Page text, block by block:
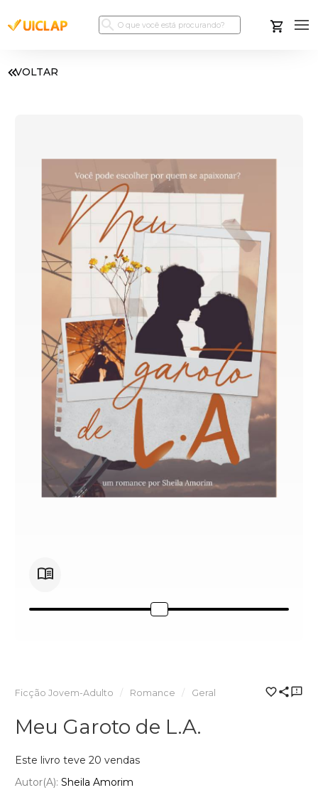
VOLTAR
Ficção Jovem-Adulto Romance Geral
Meu Garoto de L.A.
Este livro teve 20 vendas
Autor(a): Sheila Amorim